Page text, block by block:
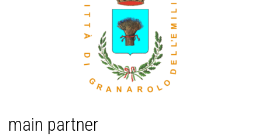
main partner